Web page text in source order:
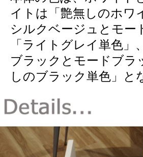
イトは「艶無しのホワ
シルクベージュとモー
「ライトグレイ単色」、
ブラックとモードブラ
しのブラック単色」と